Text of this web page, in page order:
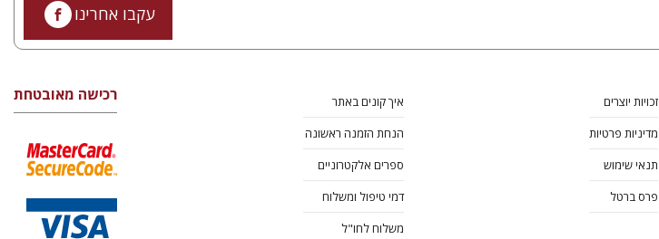
עקבו אחרינו
זכויות יוצרים
מדיניות פרטיות
תנאי שימוש
פרס ברטל
איך קונים באתר
הנחת הזמנה ראשונה
ספרים אלקטרוניים
דמי טיפול ומשלוח
משלוח לחו"ל
רכישה מאובטחת